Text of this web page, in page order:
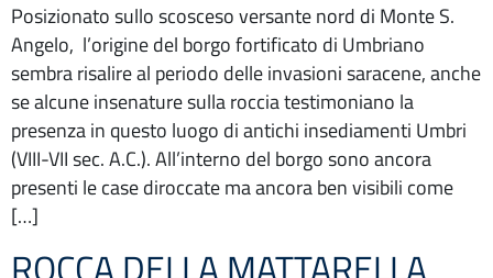
Posizionato sullo scosceso versante nord di Monte S.
Angelo, l’origine del borgo fortificato di Umbriano
sembra risalire al periodo delle invasioni saracene, anche
se alcune insenature sulla roccia testimoniano la
presenza in questo luogo di antichi insediamenti Umbri
(VIII-VII sec. A.C.). All’interno del borgo sono ancora
presenti le case diroccate ma ancora ben visibili come
[…]